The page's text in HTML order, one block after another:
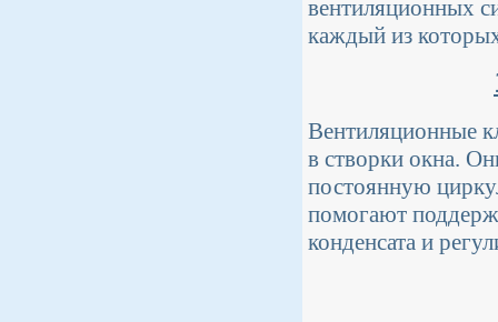
вентиляционных
каждый из
Вентиляционные
в створки окна.
постоянную
помогают
конденсата и